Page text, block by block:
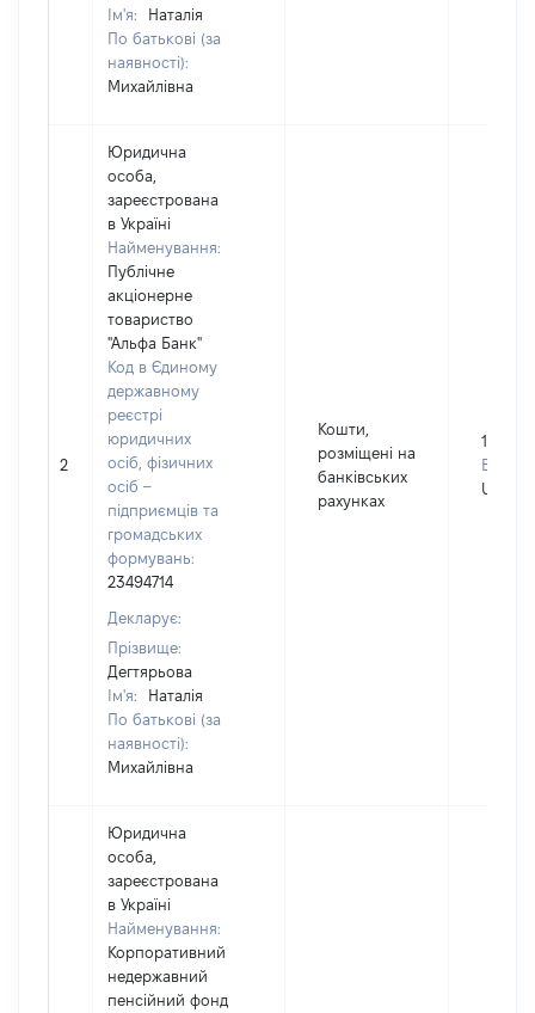
Ім'я:
Наталія
По батькові (за
наявності):
Михайлівна
2
Юридична
особа,
зареєстрована
в Україні
Найменування:
Публічне
акціонерне
товариство
"Альфа Банк"
Код в Єдиному
державному
реєстрі
юридичних
осіб, фізичних
осіб –
підприємців та
громадських
формувань:
23494714
Декларує:
Прізвище:
Дегтярьова
Ім'я:
Наталія
По батькові (за
наявності):
Михайлівна
Кошти,
розміщені на
банківських
рахунках
193198
USD
Юридична
особа,
зареєстрована
в Україні
Найменування:
Корпоративний
недержавний
пенсійний фонд